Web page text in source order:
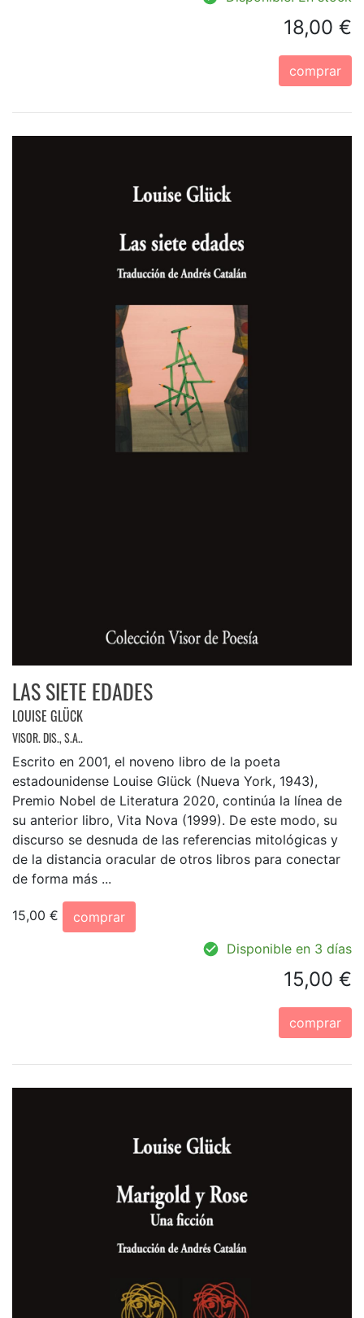
18,00 €
comprar
LAS SIETE EDADES
LOUISE GLÜCK
VISOR. DIS., S.A..
Escrito en 2001, el noveno libro de la poeta
estadounidense Louise Glück (Nueva York, 1943),
Premio Nobel de Literatura 2020, continúa la línea de
su anterior libro, Vita Nova (1999). De este modo, su
discurso se desnuda de las referencias mitológicas y
de la distancia oracular de otros libros para conectar
de forma más ...
15,00 €
comprar
Disponible en 3 días
15,00 €
comprar